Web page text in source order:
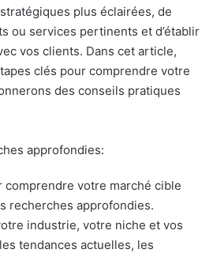
plus éclairées, de
ou services pertinents et d’établir
vos clients. Dans cet article,
clés pour comprendre votre
des conseils pratiques
approfondies:
comprendre votre marché cible
recherches approfondies.
industrie, votre niche et vos
tendances actuelles, les